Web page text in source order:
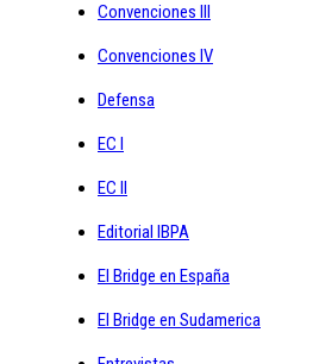
Convenciones III
Convenciones IV
Defensa
EC I
EC II
Editorial IBPA
El Bridge en España
El Bridge en Sudamerica